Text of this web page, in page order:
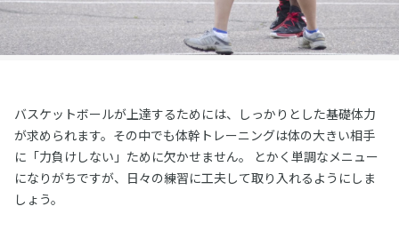
バスケットボールが上達するためには、しっかりとした基礎体力
が求められます。その中でも体幹トレーニングは体の大きい相手
に「力負けしない」ために欠かせません。 とかく単調なメニュー
になりがちですが、日々の練習に工夫して取り入れるようにしま
しょう。